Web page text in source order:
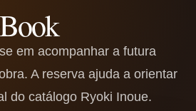
em acompanhar a futura
A reserva ajuda a orientar
do catálogo Ryoki Inoue.